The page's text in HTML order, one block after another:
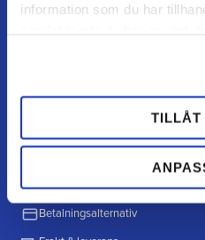
information som du har
TILLÅT
FAQ
Köpvillkor
Hur handlar jag?
Betalningsalternativ